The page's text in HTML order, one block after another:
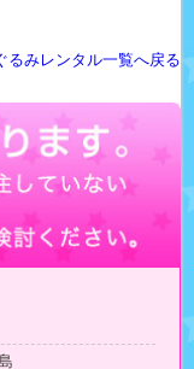
るみレンタル一覧へ戻る